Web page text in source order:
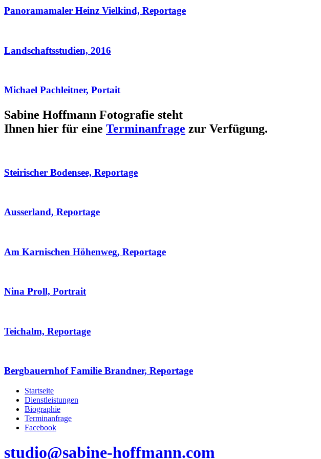
Panoramamaler Heinz Vielkind, Reportage
Landschaftsstudien, 2016
Michael Pachleitner, Portait
Sabine Hoffmann Fotografie steht
Ihnen hier für eine Terminanfrage zur Verfügung.
Steirischer Bodensee, Reportage
Ausserland, Reportage
Am Karnischen Höhenweg, Reportage
Nina Proll, Portrait
Teichalm, Reportage
Bergbauernhof Familie Brandner, Reportage
Startseite
Dienstleistungen
Biographie
Terminanfrage
Facebook
studio@sabine-hoffmann.com